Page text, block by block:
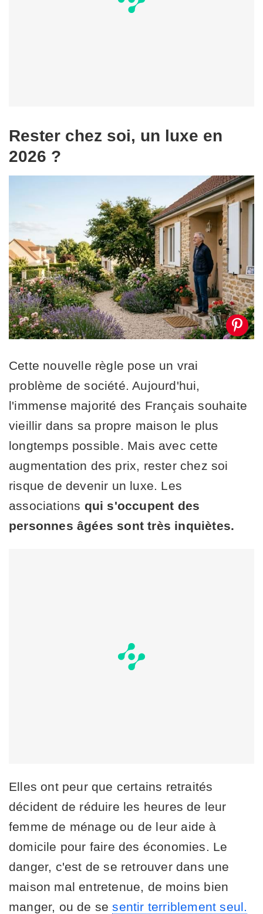
Rester chez soi, un luxe en
2026 ?
Cette nouvelle règle pose un vrai
problème de société. Aujourd'hui,
l'immense majorité des Français souhaite
vieillir dans sa propre maison le plus
longtemps possible. Mais avec cette
augmentation des prix, rester chez soi
risque de devenir un luxe. Les
associations qui s'occupent des
personnes âgées sont très inquiètes.
Elles ont peur que certains retraités
décident de réduire les heures de leur
femme de ménage ou de leur aide à
domicile pour faire des économies. Le
danger, c'est de se retrouver dans une
maison mal entretenue, de moins bien
manger, ou de sesentir terriblement seul.